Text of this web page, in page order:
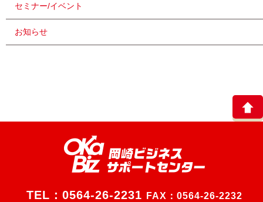
セミナー/イベント
お知らせ
TEL： 0564-26-2231 FAX：0564-26-2232